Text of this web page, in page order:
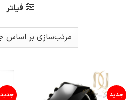
فیلتر
جدید جدید